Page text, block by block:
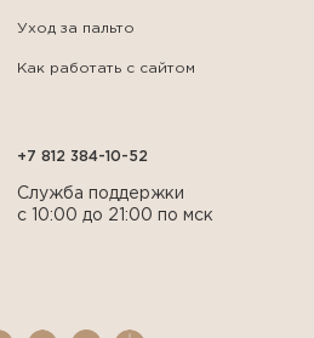
Уход за пальто
Как работать с сайтом
+7 812 384-10-52
Служба поддержки
с 10:00 до 21:00 по мск